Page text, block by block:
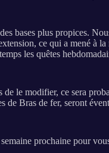
bases plus propices.
ce qui a mené à
les quêtes
le modifier, ce sera
de Bras de fer, seront
prochaine pour